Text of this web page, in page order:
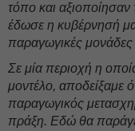
τόπο και αξιοποίησαν
έδωσε η κυβέρνησή
παραγωγικές
Σε μία περιοχή η
μοντέλο, αποδείξαμε
παραγωγικός
πράξη. Εδώ θα